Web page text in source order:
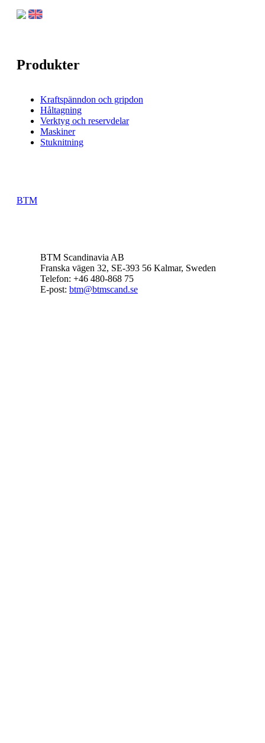
Produkter
Kraftspänndon och gripdon
Håltagning
Verktyg och reservdelar
Maskiner
Stuknitning
BTM
BTM Scandinavia AB
Franska vägen 32, SE-393 56 Kalmar, Sweden
Telefon: +46 480-868 75
E-post: btm@btmscand.se